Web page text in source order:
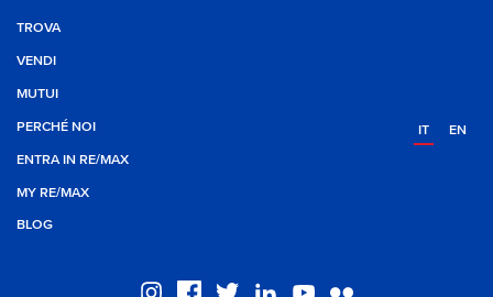
TROVA
VENDI
MUTUI
PERCHÉ NOI
ENTRA IN RE/MAX
MY RE/MAX
BLOG
IT EN